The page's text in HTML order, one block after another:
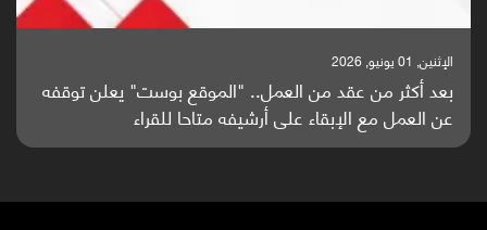
الإثنين, 25 مايو, 2026
باحثون من اليمن يدخلون سباق أبحاث ألزهايمر بدراسة
واعدة منشورة عالميا (ترجمة)